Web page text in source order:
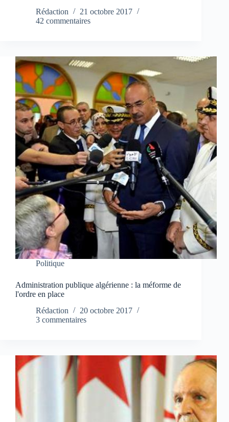
Rédaction
21 octobre 2017
42 commentaires
Politique
Administration publique algérienne : la méforme de
l'ordre en place
Rédaction
20 octobre 2017
3 commentaires